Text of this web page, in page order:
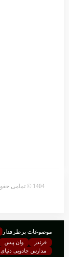
1404 ©
موضوعات پرطرفدار
فرندز
وان پیس
مدارس جادویی دنیای